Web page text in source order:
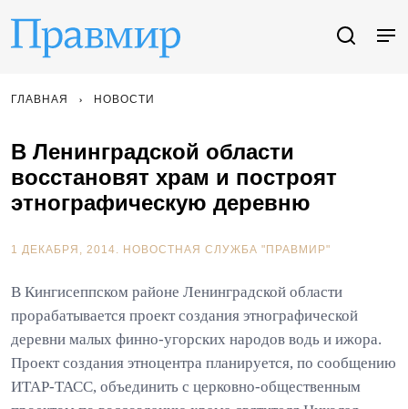
ГЛАВНАЯ НОВОСТИ
В Ленинградской области
восстановят храм и построят
этнографическую деревню
1 ДЕКАБРЯ, 2014. НОВОСТНАЯ СЛУЖБА "ПРАВМИР"
В Кингисеппском районе Ленинградской области
прорабатывается проект создания этнографической
деревни малых финно-угорских народов водь и ижора.
Проект создания этноцентра планируется, по сообщению
ИТАР-ТАСС, объединить с церковно-общественным